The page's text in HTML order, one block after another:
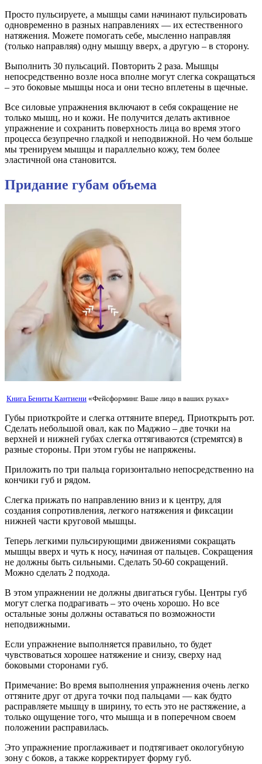
Просто пульсируете, а мышцы сами начинают пульсировать
одновременно в разных направлениях — их естественного
натяжения. Можете помогать себе, мысленно направляя
(только направляя) одну мышцу вверх, а другую – в сторону.
Выполнить 30 пульсаций. Повторить 2 раза. Мышцы
непосредственно возле носа вполне могут слегка сокращаться
– это боковые мышцы носа и они тесно вплетены в щечные.
Все силовые упражнения включают в себя сокращение не
только мышц, но и кожи. Не получится делать активное
упражнение и сохранить поверхность лица во время этого
процесса безупречно гладкой и неподвижной. Но чем больше
мы тренируем мышцы и параллельно кожу, тем более
эластичной она становится.
Придание губам объема
Книга Бениты Кантиени «Фейсформинг. Ваше лицо в ваших руках»
Губы приоткройте и слегка оттяните вперед. Приоткрыть рот.
Сделать небольшой овал, как по Маджио – две точки на
верхней и нижней губах слегка оттягиваются (стремятся) в
разные стороны. При этом губы не напряжены.
Приложить по три пальца горизонтально непосредственно на
кончики губ и рядом.
Слегка прижать по направлению вниз и к центру, для
создания сопротивления, легкого натяжения и фиксации
нижней части круговой мышцы.
Теперь легкими пульсирующими движениями сокращать
мышцы вверх и чуть к носу, начиная от пальцев. Сокращения
не должны быть сильными. Сделать 50-60 сокращений.
Можно сделать 2 подхода.
В этом упражнении не должны двигаться губы. Центры губ
могут слегка подрагивать – это очень хорошо. Но все
остальные зоны должны оставаться по возможности
неподвижными.
Если упражнение выполняется правильно, то будет
чувствоваться хорошее натяжение и снизу, сверху над
боковыми сторонами губ.
Примечание: Во время выполнения упражнения очень легко
оттяните друг от друга точки под пальцами — как будто
расправляете мышцу в ширину, то есть это не растяжение, а
только ощущение того, что мышца и в поперечном своем
положении расправилась.
Это упражнение проглаживает и подтягивает окологубную
зону с боков, а также корректирует форму губ.